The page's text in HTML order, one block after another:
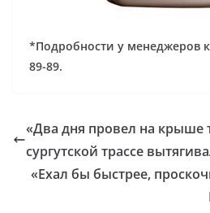
*Подробности у менеджеров
89-89.
«Два дня провел на крыше
сургутской трассе
«Ехал бы быстрее,